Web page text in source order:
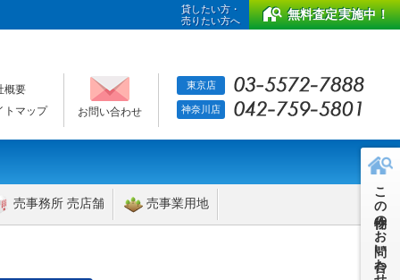
貸したい方・
売りたい方へ
無料査定実施中！
概要
トマップ
お問い合わせ
東京店
神奈川店
売事務所 売店舗 売事業用地 この物件のお問い合わせ